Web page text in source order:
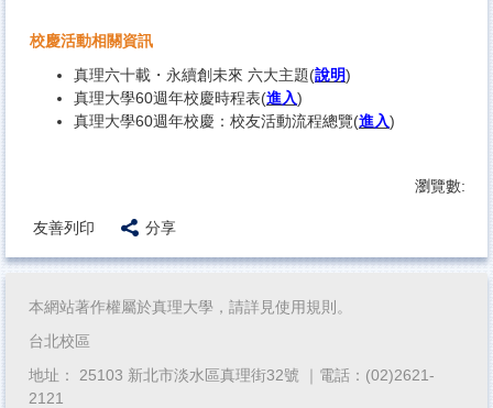
校慶活動相關資訊
真理六十載・永續創未來 六大主題(說明)
真理大學60週年校慶時程表(進入)
真理大學60週年校慶：校友活動流程總覽(進入)
瀏覽數:
友善列印 分享
本網站著作權屬於真理大學，請詳見使用規則。
台北校區
地址： 25103 新北市淡水區真理街32號 ｜電話：(02)2621-
2121